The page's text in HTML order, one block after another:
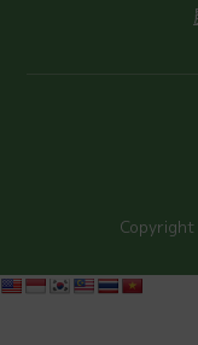
Copyright